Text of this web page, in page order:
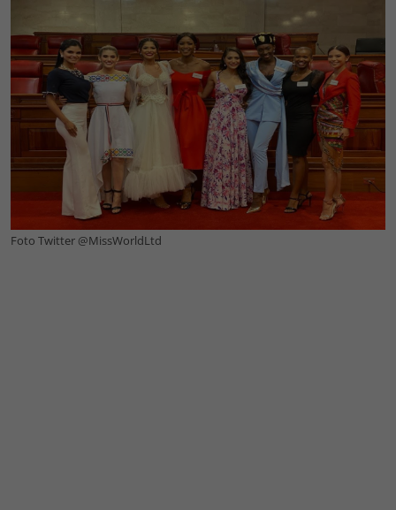
Foto Twitter @MissWorldLtd